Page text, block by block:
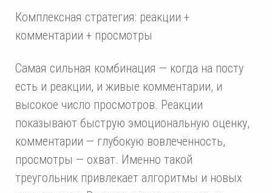
Комплексная стратегия: реакции +
комментарии + просмотры
Самая сильная комбинация — когда на посту
есть и реакции, и живые комментарии, и
высокое число просмотров. Реакции
показывают быструю эмоциональную оценку,
комментарии — глубокую вовлечённость,
просмотры — охват. Именно такой
треугольник привлекает алгоритмы и новых